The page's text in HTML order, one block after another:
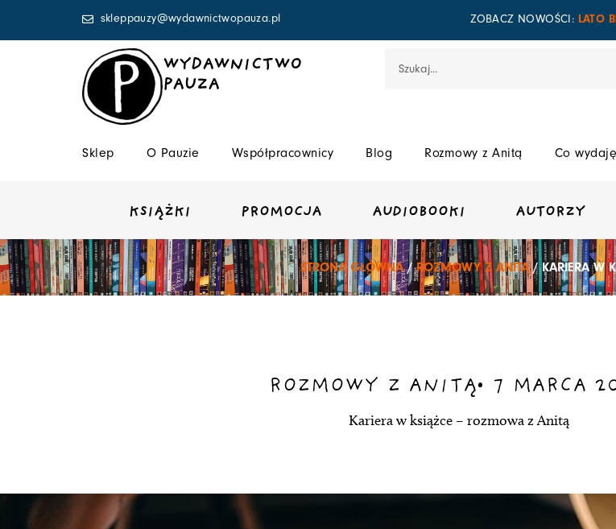
skleppauzy@wydawnictwopauza.pl ZOBACZ NOWOŚCI: LATO
WYDAWNICTWO
PAUZA
Sklep O Pauzie Współpracownicy Blog Rozmowy z Anitą Co wydaję
KSIĄŻKI PROMOCJA AUDIOBOOKI AUTORZY
STRONA GŁÓWNA/ROZMOWY Z ANITĄ/ KARIERA W
ROZMOWY Z ANITĄ• 7 MARCA
Kariera w książce – rozmowa z Anitą